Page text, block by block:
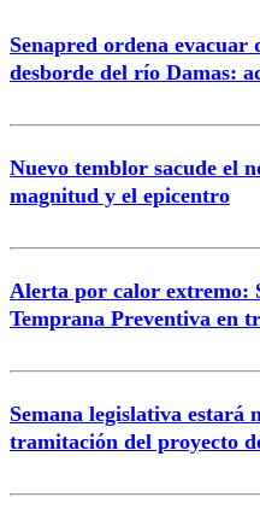
Senapred ordena evacuar
desborde del río Damas:
Nuevo temblor sacude el
magnitud y el epicentro
Alerta por calor extremo:
Temprana Preventiva en
Semana legislativa estará
tramitación del proyecto